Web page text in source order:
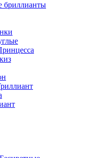
бриллианты